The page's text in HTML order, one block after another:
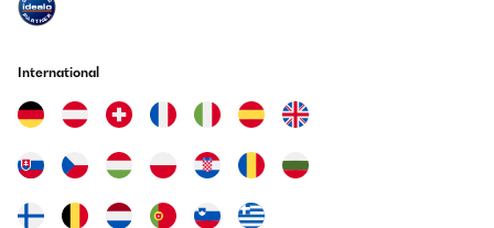
die Zeit ist schnell vergangen. Kann das Spiel gerne weiterempfehlen.
Das Spiel sorgt für Auflockerung in der Runde und Gespräche. Mir
persönlich waren die ,,trinke wenn....,, zu einfach gestaltet ,hätte es
nur mein persönliches empfinden und sonst war es eine schnelle
International